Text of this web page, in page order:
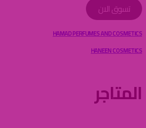
تسوق الان
تصفّح
المقالات
HAMAD PERFUMES AND COSMETICS
HANEEN COSMETICS
المتاجر